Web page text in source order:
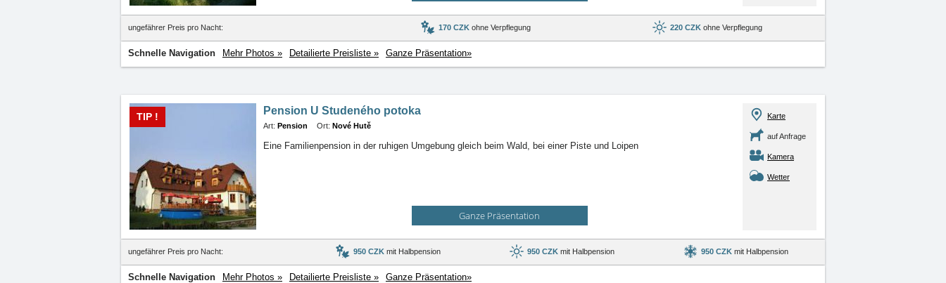
ungefährer Preis pro Nacht: 170 CZKohne Verpflegung 220 CZKohne Verpflegung
Schnelle Navigation Mehr Photos » Detailierte Preisliste » Ganze Präsentation»
Pension U Studeného potoka
TIP !
Art: Pension Ort: Nové Hutě
Eine Familienpension in der ruhigen Umgebung gleich beim Wald, bei einer Piste und Loipen
Ganze Präsentation
Karte
auf Anfrage
Kamera
Wetter
ungefährer Preis pro Nacht: 950 CZK mit Halbpension 950 CZK mit Halbpension 950 CZK mit Halbpension
Schnelle Navigation Mehr Photos » Detailierte Preisliste » Ganze Präsentation»